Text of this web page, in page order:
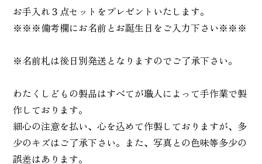
お手入れ３点セットをプレゼントいたします。
※※※備考欄にお名前とお誕生日をご入力下さい※※※
※名前札は後日別発送となりますのでご了承下さい。
わたくしどもの製品はすべてが職人によって手作業で製
作しております。
細心の注意を払い、心を込めて作製しておりますが、多
少のキズはご了承下さい。また、写真との色味等多少の
誤差はあります。